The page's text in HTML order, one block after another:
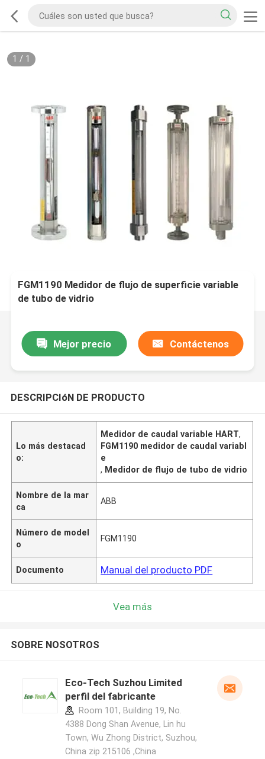
1 / 1
FGM1190 Medidor de flujo de superficie variable
de tubo de vidrio
Mejor precio Contáctenos
DESCRIPCIóN DE PRODUCTO
Lo más destacad
o:
Medidor de caudal variable HART,
FGM1190 medidor de caudal variabl
e
, Medidor de flujo de tubo de vidrio
Nombre de la mar
ca
ABB
Número de model
o
FGM1190
Documento Manual del producto PDF
Vea más
SOBRE NOSOTROS
Eco-Tech Suzhou Limited
perfil del fabricante
Room 101, Building 19, No.
4388 Dong Shan Avenue, Lin hu
Town, Wu Zhong District, Suzhou,
China zip 215106 ,China